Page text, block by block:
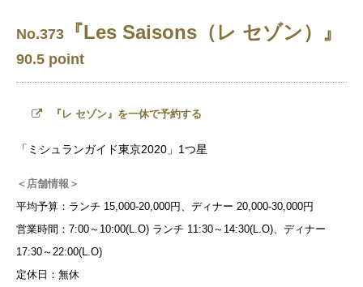
No.373 『Les Saisons（レ セゾン）』
90.5 point
『レ セゾン』を一休で予約する
「ミシュランガイド東京2020」1つ星
＜店舗情報＞
平均予算：ランチ 15,000-20,000円、ディナー 20,000-30,000円
営業時間：7:00～10:00(L.O) ランチ 11:30～14:30(L.O)、ディナー
17:30～22:00(L.O)
定休日：無休